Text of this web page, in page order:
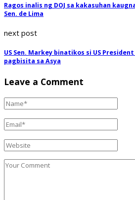
Ragos inalis ng DOJ sa kakasuhan
Sen. de Lima
next post
US Sen. Markey binatikos si US
pagbisita sa Asya
Leave a Comment